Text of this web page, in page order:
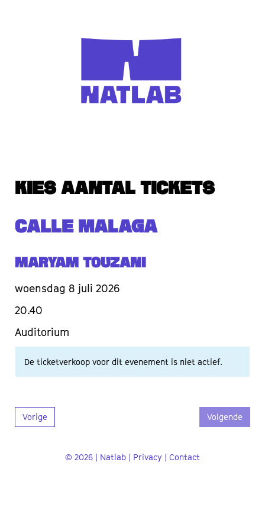
KIES AANTAL TICKETS
CALLE MALAGA
Maryam Touzani
woensdag 8 juli 2026
20.40
Auditorium
De ticketverkoop voor dit evenement is niet actief.
Vorige Volgende
© 2026 | Natlab | Privacy | Contact